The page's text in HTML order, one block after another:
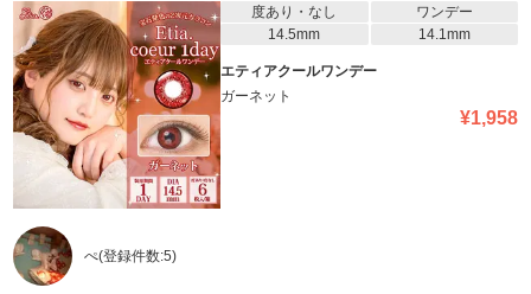
度あり・なし
ワンデー
14.5mm
14.1mm
エティアクールワンデー
ガーネット
¥1,958
ぺ(登録件数:5)